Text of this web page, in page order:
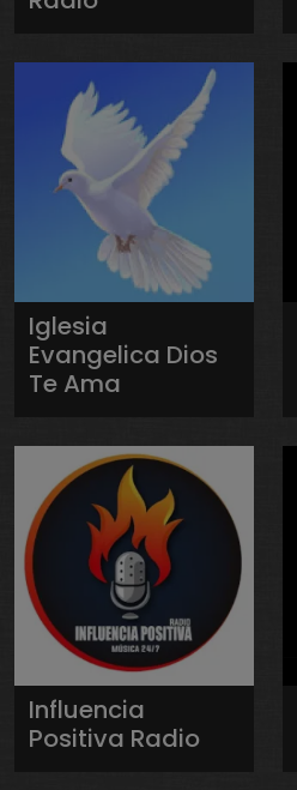
Iglesia
Evangelica Dios
Te Ama
Influencia
Positiva Radio